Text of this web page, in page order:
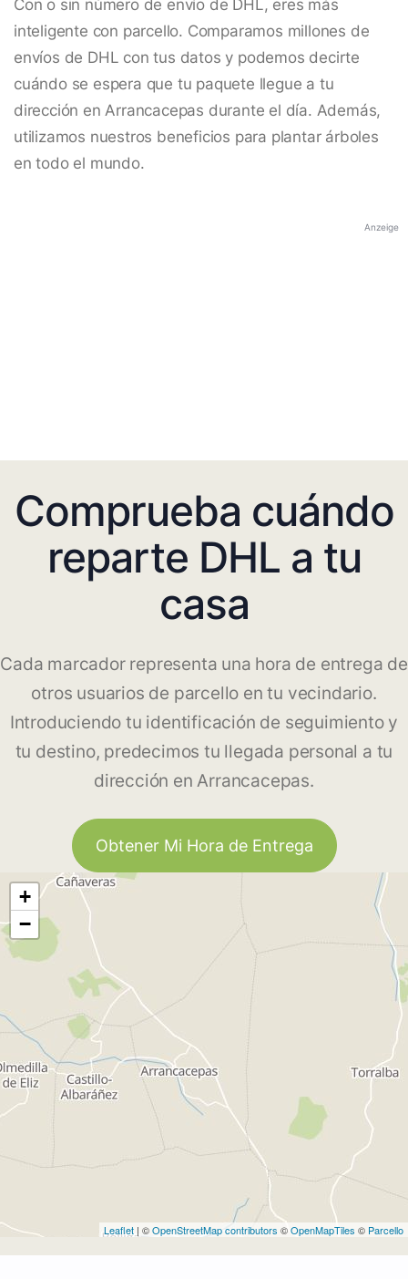
Con o sin número de envío de DHL, eres más
inteligente con parcello. Comparamos millones de
envíos de DHL con tus datos y podemos decirte
cuándo se espera que tu paquete llegue a tu
dirección en Arrancacepas durante el día. Además,
utilizamos nuestros beneficios para plantar árboles
en todo el mundo.
Anzeige
Comprueba cuándo
reparte DHL a tu
casa
Cada marcador representa una hora de entrega de
otros usuarios de parcello en tu vecindario.
Introduciendo tu identificación de seguimiento y
tu destino, predecimos tu llegada personal a tu
dirección en Arrancacepas.
Obtener Mi Hora de Entrega
+
−
Leaflet | ©OpenStreetMap contributors ©OpenMapTiles © Parcello